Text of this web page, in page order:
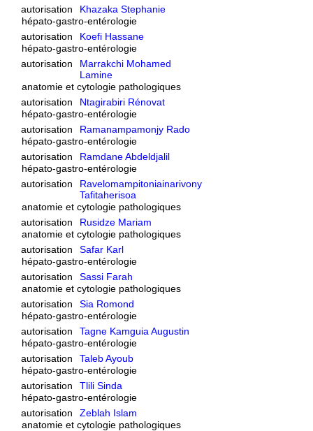
autorisation
Khazaka Stephanie
hépato-gastro-entérologie
autorisation
Koefi Hassane
hépato-gastro-entérologie
autorisation
Marrakchi Mohamed
Lamine
anatomie et cytologie pathologiques
autorisation
Ntagirabiri Rénovat
hépato-gastro-entérologie
autorisation
Ramanampamonjy Rado
hépato-gastro-entérologie
autorisation
Ramdane Abdeldjalil
hépato-gastro-entérologie
autorisation
Ravelomampitoniainarivony
Tafitaherisoa
anatomie et cytologie pathologiques
autorisation
Rusidze Mariam
anatomie et cytologie pathologiques
autorisation
Safar Karl
hépato-gastro-entérologie
autorisation
Sassi Farah
anatomie et cytologie pathologiques
autorisation
Sia Romond
hépato-gastro-entérologie
autorisation
Tagne Kamguia Augustin
hépato-gastro-entérologie
autorisation
Taleb Ayoub
hépato-gastro-entérologie
autorisation
Tlili Sinda
hépato-gastro-entérologie
autorisation
Zeblah Islam
anatomie et cytologie pathologiques